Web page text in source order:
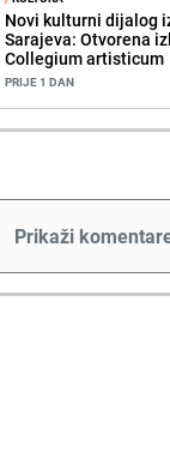
Novi kulturni dijalog
Sarajeva: Otvorena
Collegium artisticum
PRIJE 1 DAN
Prikaži